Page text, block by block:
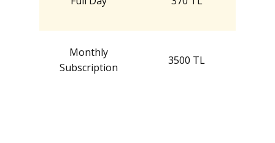
Monthly
Subscription
3500 TL